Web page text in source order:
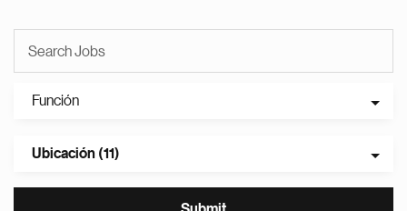
Función
Ubicación (11)